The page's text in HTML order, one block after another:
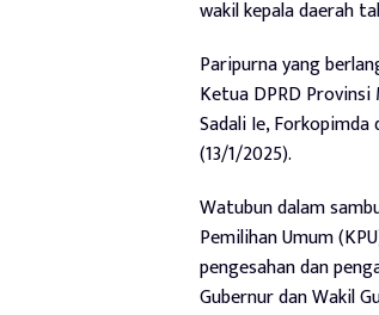
wakil kepala daerah
Paripurna yang
Ketua DPRD
Sadali Ie,
(13/1/2025).
Watubun dalam
Pemilihan Umum
pengesahan dan
Gubernur dan Wakil